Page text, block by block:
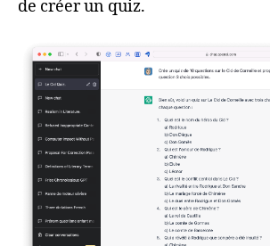
de créer un quiz.